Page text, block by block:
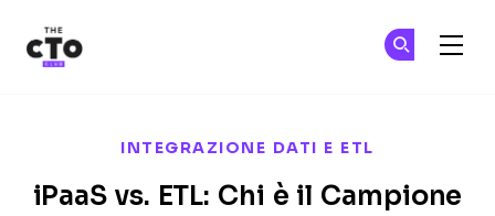
INTEGRAZIONE DATI E ETL
iPaaS vs. ETL: Chi è il Campione